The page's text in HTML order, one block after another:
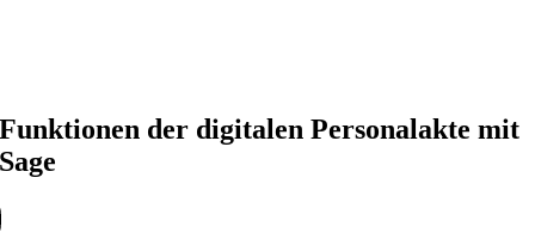
Funktionen der digitalen Personalakte mit
Sage